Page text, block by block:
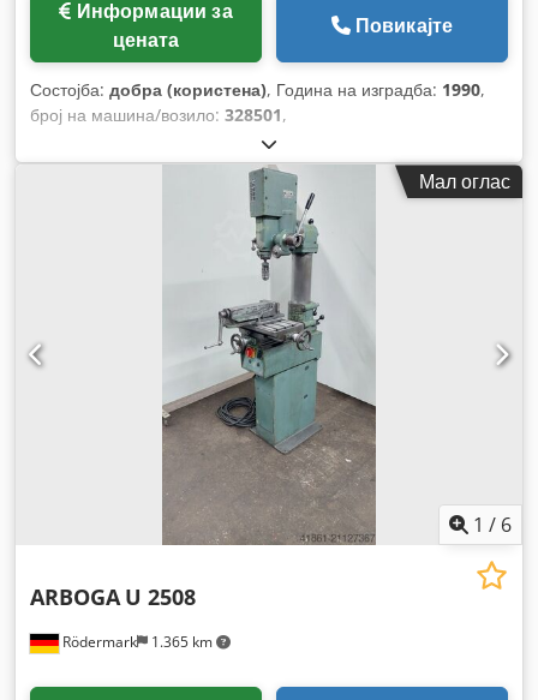
цената
Повикајте
Состојба: добра (користена), Година на изградба: 1990,
број на машина/возило: 328501,
Мал оглас
1 / 6
Rödermark 1.365 km
ARBOGA U 2508